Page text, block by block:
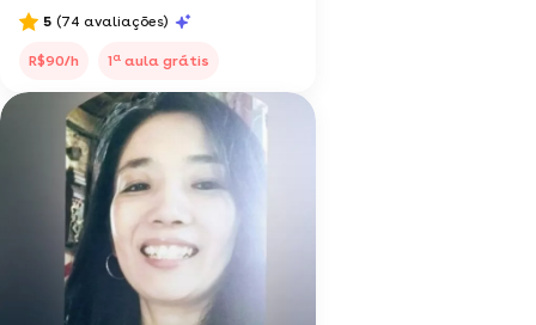
5 (74 avaliações)
R$90/h 1a aula grátis